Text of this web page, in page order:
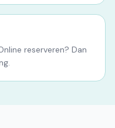
reserveren? Dan